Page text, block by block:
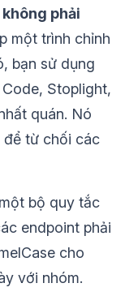
phải
một trình chỉnh
bạn sử dụng
Stoplight,
quán. Nó
từ chối các
bộ quy tắc
endpoint phải
cho
với nhóm.